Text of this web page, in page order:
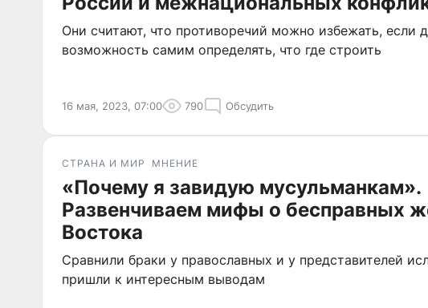
Они считают, что противоречий можно избежать, если
возможность самим определять, что где строить
16 мая, 2023, 07:00 790 Обсудить
СТРАНА И МИР МНЕНИЕ
«Почему я завидую мусульманкам».
Развенчиваем мифы о бесправных
Востока
Сравнили браки у православных и у представителей
пришли к интересным выводам